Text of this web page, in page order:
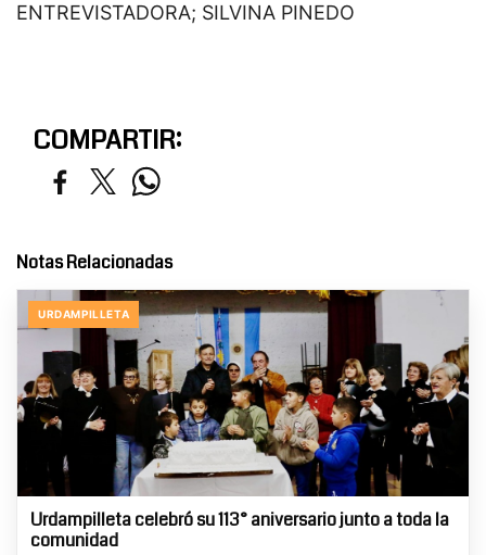
ENTREVISTADORA; SILVINA PINEDO
COMPARTIR:
Notas Relacionadas
URDAMPILLETA
Urdampilleta celebró su 113° aniversario junto a toda la
comunidad